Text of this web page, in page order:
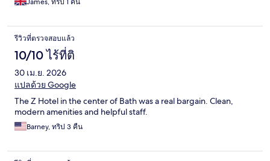
James, ทริป 1 คืน
รีวิวที่ตรวจสอบแล้ว
10/10 ไร้ที่ติ
30 เม.ย. 2026
แปลด้วย Google
The Z Hotel in the center of Bath was a real bargain. Clean,
modern amenities and helpful staff.
Barney, ทริป 3 คืน